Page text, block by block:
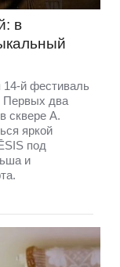
в
14-й фестиваль
Первых два
сквере А.
яркой
под
и